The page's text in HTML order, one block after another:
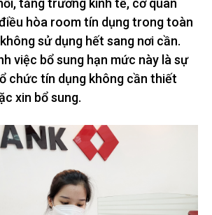
tăng trưởng kinh tế, cơ quan
hòa room tín dụng trong toàn
sử dụng hết sang nơi cần.
việc bổ sung hạn mức này là sự
chức tín dụng không cần thiết
xin bổ sung.